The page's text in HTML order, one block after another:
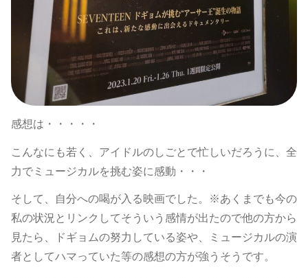
感想は・・・・・
こんなにも若く、アイドルのしごとで忙しいだろうに、全
力でミュージカルを挑む姿に感動・・・
そして、自分への喝が入る映画でした。※あくまでも今の
私の状況とリンクしてそういう感情が出たので他の方から
見たら、ドギョムの努力している姿や、ミュージカルの演
者としてハマっていた等の感想の方が強うそうです。